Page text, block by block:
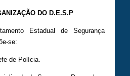
DO D.E.S.P
Estadual de Segurança
se:
de Polícia.